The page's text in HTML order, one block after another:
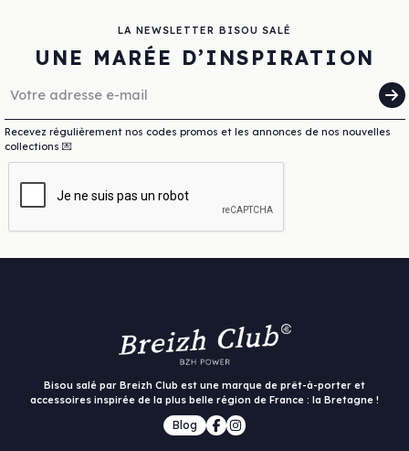
LA NEWSLETTER BISOU SALÉ
UNE MARÉE D’INSPIRATION
Recevez régulièrement nos codes promos et les annonces de nos nouvelles
collections 💌
Bisou salé par Breizh Club est une marque de prêt-à-porter et
accessoires inspirée de la plus belle région de France : la Bretagne !
Blog